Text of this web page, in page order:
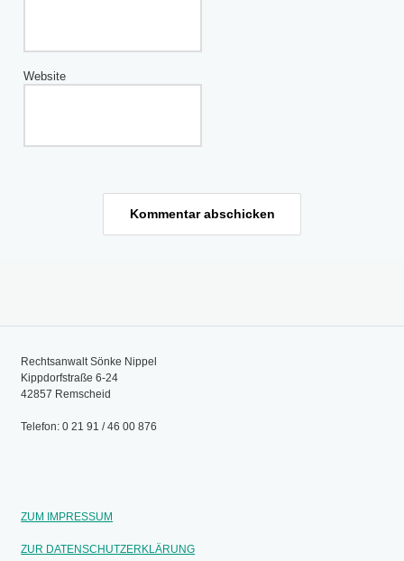
Website
Rechtsanwalt Sönke Nippel
Kippdorfstraße 6-24
42857 Remscheid
Telefon: 0 21 91 / 46 00 876
ZUM IMPRESSUM
ZUR DATENSCHUTZERKLÄRUNG